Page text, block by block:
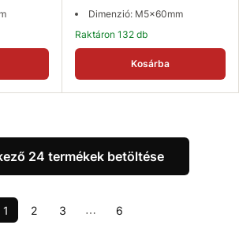
Dimenzió: M5x60mm
Raktáron 132 db
Kosárba
24 termékek betöltése
1 2 3 ⋯ 6